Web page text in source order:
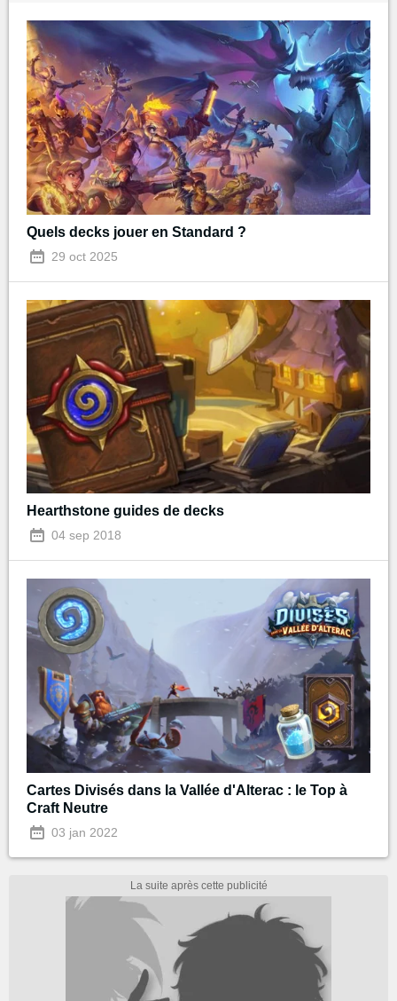
Quels decks jouer en Standard ?
29 oct 2025
Hearthstone guides de decks
04 sep 2018
Cartes Divisés dans la Vallée d'Alterac : le Top à
Craft Neutre
03 jan 2022